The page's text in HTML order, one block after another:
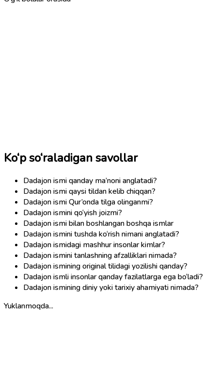
Ko‘p so‘raladigan savollar
Dadajon ismi qanday ma’noni anglatadi?
Dadajon ismi qaysi tildan kelib chiqqan?
Dadajon ismi Qur’onda tilga olinganmi?
Dadajon ismini qo‘yish joizmi?
Dadajon ismi bilan boshlangan boshqa ismlar
Dadajon ismini tushda ko‘rish nimani anglatadi?
Dadajon ismidagi mashhur insonlar kimlar?
Dadajon ismini tanlashning afzalliklari nimada?
Dadajon ismining original tilidagi yozilishi qanday?
Dadajon ismli insonlar qanday fazilatlarga ega bo‘ladi?
Dadajon ismining diniy yoki tarixiy ahamiyati nimada?
Yuklanmoqda...